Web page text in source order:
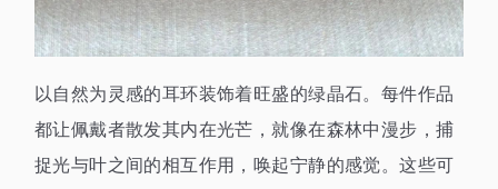
以自然为灵感的耳环装饰着旺盛的绿晶石。每件作品
都让佩戴者散发其内在光芒，就像在森林中漫步，捕
捉光与叶之间的相互作用，唤起宁静的感觉。这些可